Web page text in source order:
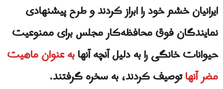
ایرانیان خشم خود را ابراز کردند و طرح پیشنهادی
نمایندگان فوق محافظه‌کار مجلس برای ممنوعیت
حیوانات خانگی را به دلیل آنچه آنهابه عنوان ماهیت
مضر آنهاتوصیف کردند، به سخره گرفتند.